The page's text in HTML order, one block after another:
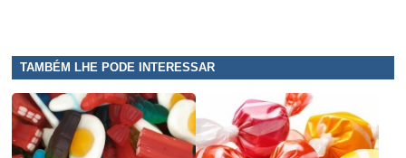
TAMBÉM LHE PODE INTERESSAR